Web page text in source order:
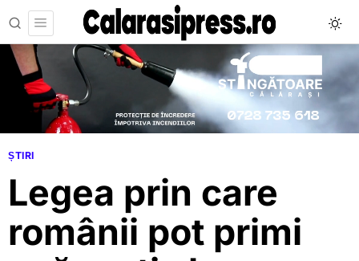
ȘTIRI
Legea prin care
românii pot primi